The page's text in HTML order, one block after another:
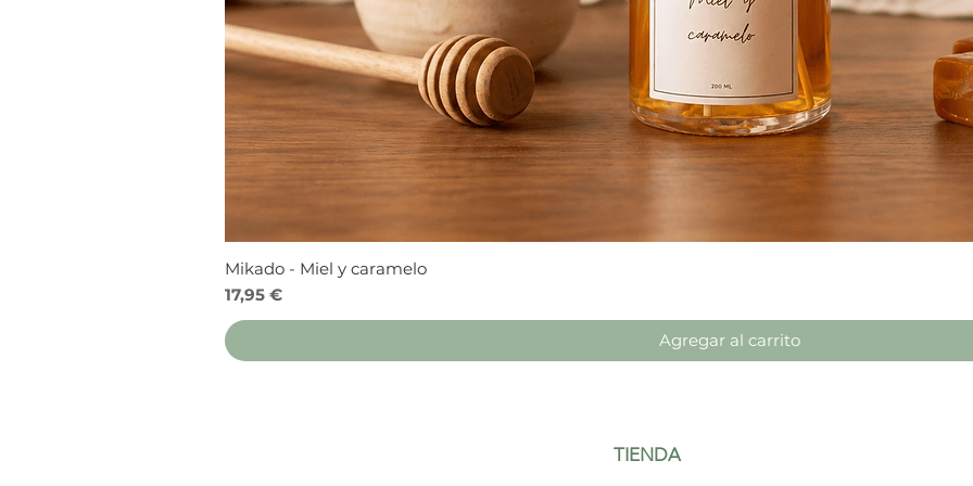
Mikado - Miel y caramelo
Precio
17,95 €
Agregar al carrito
TIENDA